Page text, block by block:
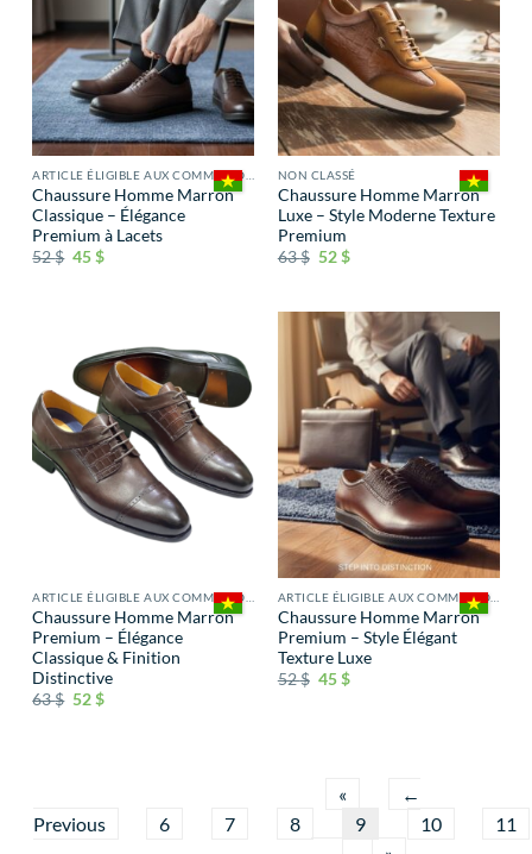
Chaussure Homme Marron
Classique – Élégance
Premium à Lacets
52$ 45$
NON CLASSÉ
Chaussure Homme Marron
Luxe – Style Moderne Texture
Premium
63$ 52$
Chaussure Homme Marron
Premium – Élégance
Classique & Finition
Distinctive
63$ 52$
Chaussure Homme Marron
Premium – Style Élégant
Texture Luxe
52$ 45$
«
←
Previous
6 7 8 9 10
11